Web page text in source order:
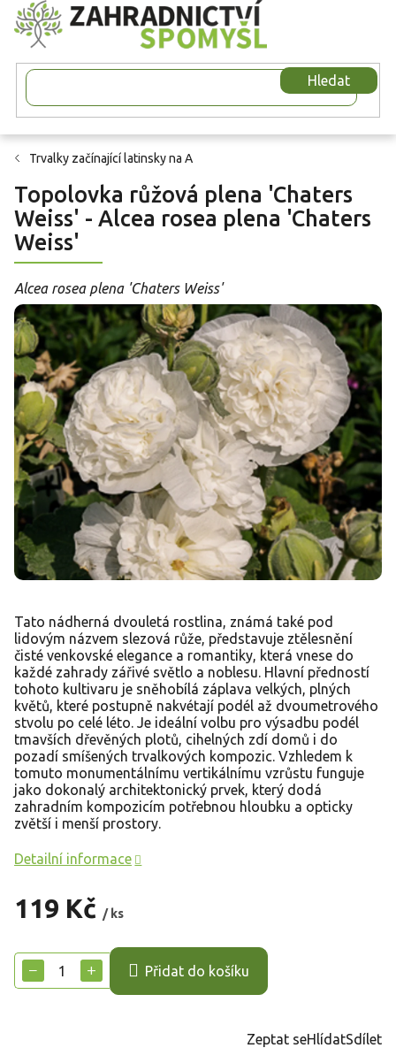
Přejít
na
obsah
Hledat
Trvalky začínající latinsky na A
Topolovka růžová plena 'Chaters
Weiss' - Alcea rosea plena 'Chaters
Weiss'
Alcea rosea plena 'Chaters Weiss'
119 Kč / ks
cena:
+
− Přidat do košíku
Tato nádherná dvouletá rostlina, známá také pod
lidovým názvem slezová růže, představuje ztělesnění
čisté venkovské elegance a romantiky, která vnese do
každé zahrady zářivé světlo a noblesu. Hlavní předností
tohoto kultivaru je sněhobílá záplava velkých, plných
květů, které postupně nakvétají podél až dvoumetrového
stvolu po celé léto. Je ideální volbu pro výsadbu podél
tmavších dřevěných plotů, cihelných zdí domů i do
pozadí smíšených trvalkových kompozic. Vzhledem k
tomuto monumentálnímu vertikálnímu vzrůstu funguje
jako dokonalý architektonický prvek, který dodá
zahradním kompozicím potřebnou hloubku a opticky
zvětší i menší prostory.
Detailní informace
Zeptat seHlídatSdílet